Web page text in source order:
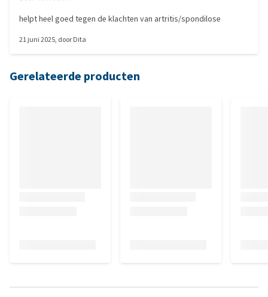
helpt heel goed tegen de klachten van artritis/spondilose
21 juni 2025, doorDita
Gerelateerde producten